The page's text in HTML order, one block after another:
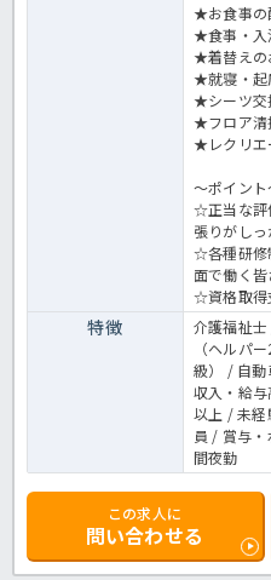
★お食事の
★食事・入
★着替えの
★就寝・起
★シーツ交
★フロア清
★レクリエ
～ポイント
☆正当な評
張りがし
☆各種研修
面で働く
☆資格取得
特徴
介護福祉
（ヘルパ
級） / 自
収入・給
以上 / 未経
員 / 賞与
間夜勤
この求人に
問い合わせる